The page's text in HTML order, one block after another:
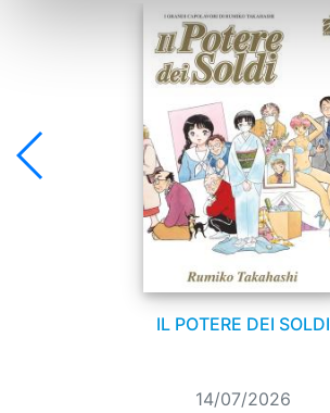
IL POTERE DEI SOLDI
14/07/2026